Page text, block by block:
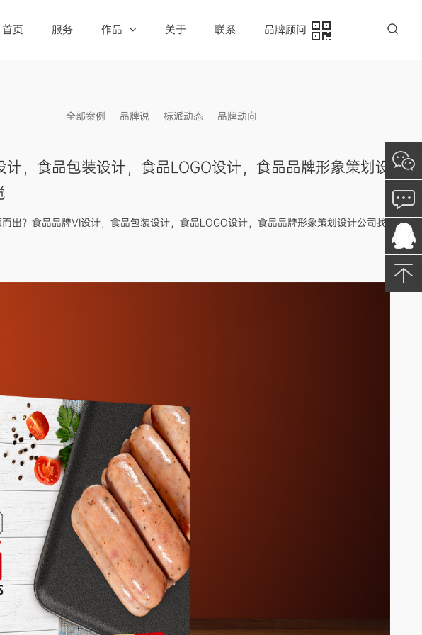
首页 服务 作品 关于 联系 品牌顾问
全部案例 品牌说 标派动态 品牌动向
，食品包装设计，食品LOGO设计，食品品牌形象策划设
食品品牌VI设计，食品包装设计，食品LOGO设计，食品品牌形象策划设计公司找